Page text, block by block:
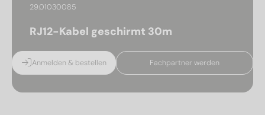
29.01030085
RJ12-Kabel geschirmt 30m
Anmelden & bestellen Fachpartner werden